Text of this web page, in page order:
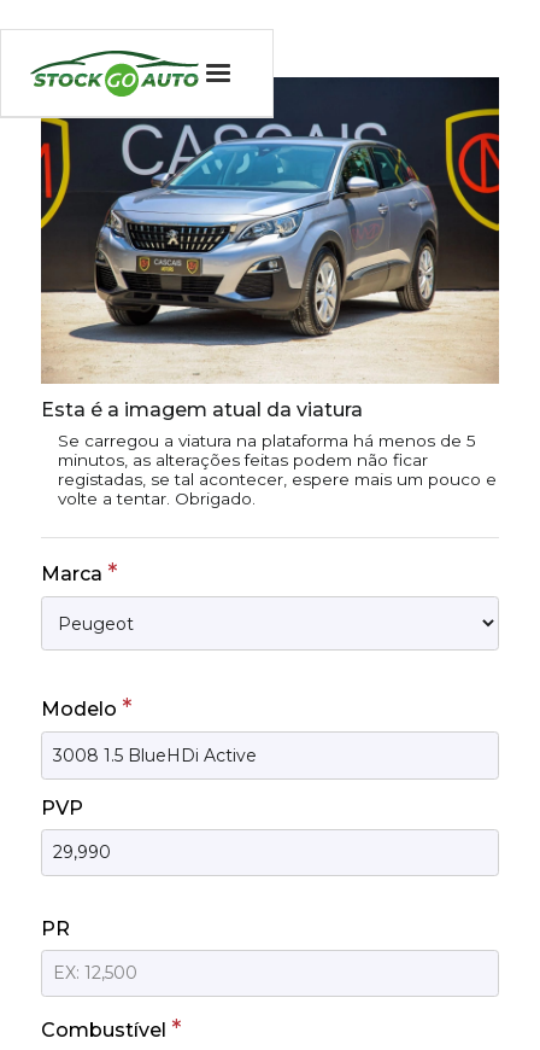
Esta é a imagem atual da viatura
Se carregou a viatura na plataforma há menos de 5
minutos, as alterações feitas podem não ficar
registadas, se tal acontecer, espere mais um pouco e
volte a tentar. Obrigado.
Marca *
Modelo *
PVP
PR
Combustível *